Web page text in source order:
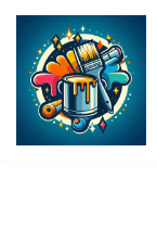
İçeriğe
geç